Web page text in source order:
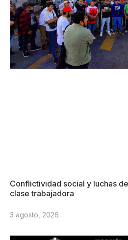
Conflictividad social y luchas
clase trabajadora
3 agosto, 2026